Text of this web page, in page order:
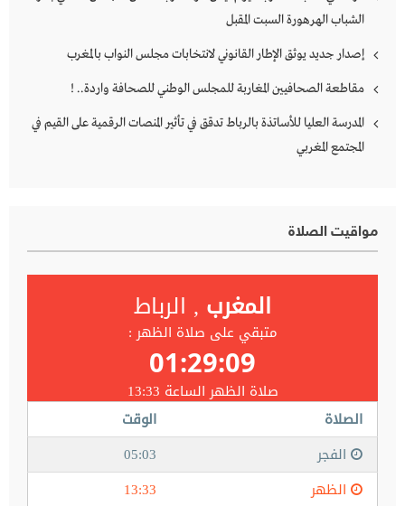
الشباب الهرهورة السبت المقبل
إصدار جديد يوثق الإطار القانوني لانتخابات مجلس النواب بالمغرب
مقاطعة الصحافيين المغاربة للمجلس الوطني للصحافة واردة.. !
المدرسة العليا للأساتذة بالرباط تدقق في تأثير المنصات الرقمية على القيم في
المجتمع المغربي
مواقيت الصلاة